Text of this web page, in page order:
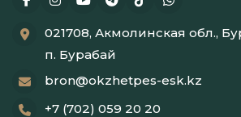
021708, Акмолинская обл.,
п. Бурабай
bron@okzhetpes-esk.kz
+7 (702) 059 20 20